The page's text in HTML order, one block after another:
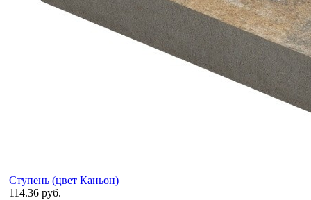
Ступень (цвет Каньон)
114.36 руб.